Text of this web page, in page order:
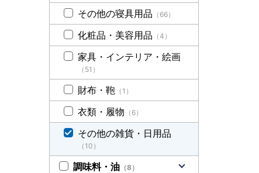
その他の寝具用品 （66）
化粧品・美容用品 （4）
家具・インテリア・絵画
（51）
財布・鞄 （1）
衣類・履物 （6）
その他の雑貨・日用品
（10）
調味料・油 （8）